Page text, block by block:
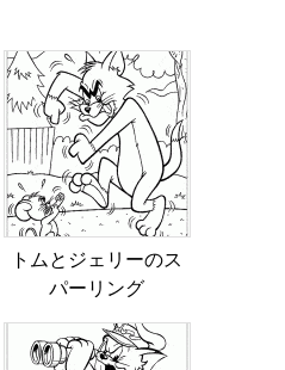
トムとジェリーのス
パーリング